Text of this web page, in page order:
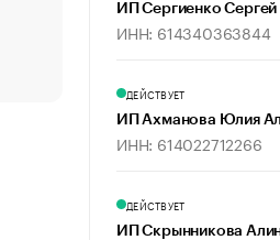
Что обвинения против
ИП Сергиенко
ИНН: 614340363844
ДЕЙСТВУЕТ
ИП Ахманова Юлия
ИНН: 614022712266
ДЕЙСТВУЕТ
ИП Скрынникова